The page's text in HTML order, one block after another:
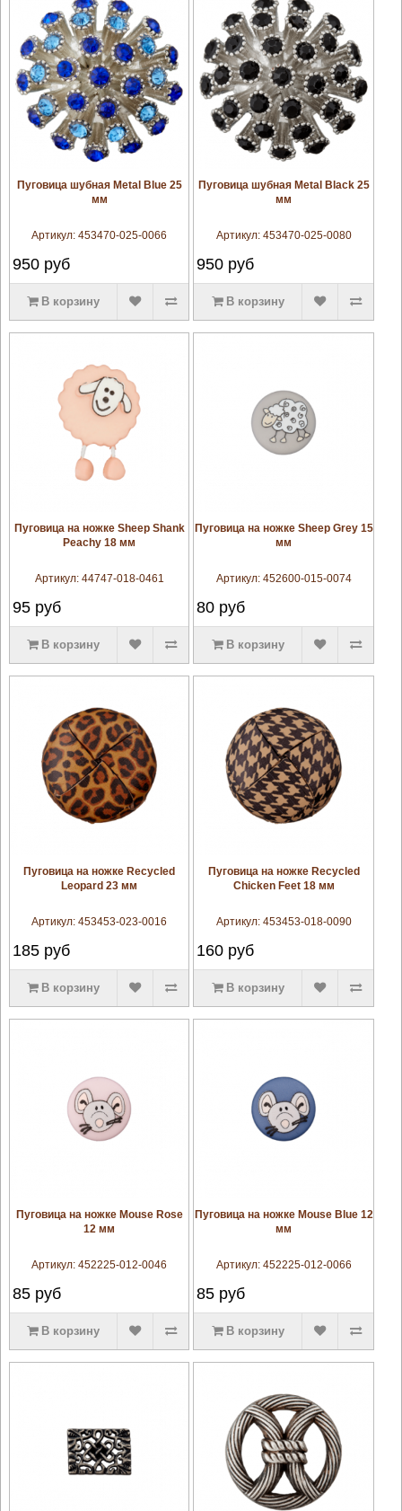
увеличить
Пуговица шубная Metal Blue 25
мм
Артикул:453470-025-0066
950руб
В корзину
увеличить
Пуговица шубная Metal Black 25
мм
Артикул: 453470-025-0080
950 руб
В корзину
увеличить
Пуговица на ножке Sheep Shank
Peachy 18 мм
Артикул: 44747-018-0461
95руб
В корзину
увеличить
Пуговица на ножке Sheep Grey 15
мм
Артикул: 452600-015-0074
80 руб
В корзину
увеличить
Пуговица на ножке Recycled
Leopard 23 мм
Артикул:453453-023-0016
185руб
В корзину
увеличить
Пуговица на ножке Recycled
Chicken Feet 18 мм
Артикул: 453453-018-0090
160 руб
В корзину
увеличить
Пуговица на ножке Mouse Rose
12 мм
Артикул:452225-012-0046
85руб
В корзину
увеличить
Пуговица на ножке Mouse Blue 12
мм
Артикул: 452225-012-0066
85 руб
В корзину